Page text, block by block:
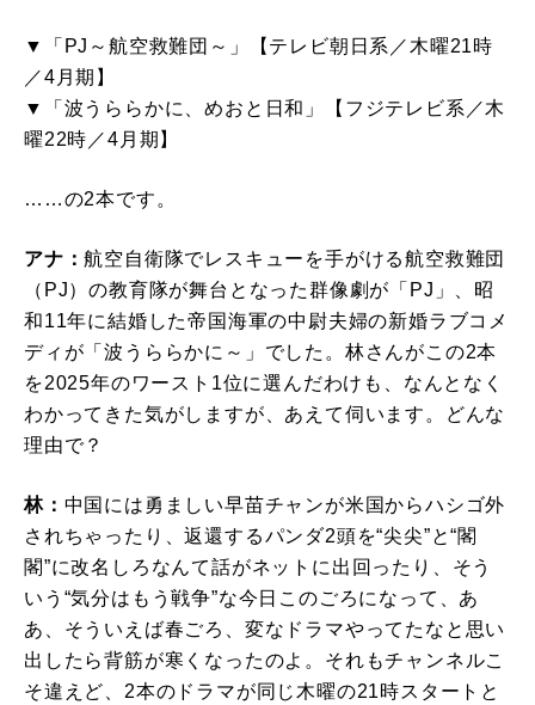
▼「PJ～航空救難団～」【テレビ朝日系／木曜21時
／4月期】
▼「波うららかに、めおと日和」【フジテレビ系／木
曜22時／4月期】
……の2本です。
アナ：航空自衛隊でレスキューを手がける航空救難団
（PJ）の教育隊が舞台となった群像劇が「PJ」、昭
和11年に結婚した帝国海軍の中尉夫婦の新婚ラブコメ
ディが「波うららかに～」でした。林さんがこの2本
を2025年のワースト1位に選んだわけも、なんとなく
わかってきた気がしますが、あえて伺います。どんな
理由で？
林： 中国には勇ましい早苗チャンが米国からハシゴ外
されちゃったり、返還するパンダ2頭を“尖尖”と“閣
閣”に改名しろなんて話がネットに出回ったり、そう
いう“気分はもう戦争”な今日このごろになって、あ
あ、そういえば春ごろ、変なドラマやってたなと思い
出したら背筋が寒くなったのよ。それもチャンネルこ
そ違えど、2本のドラマが同じ木曜の21時スタートと